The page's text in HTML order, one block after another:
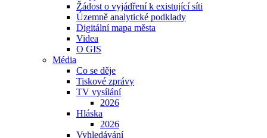
Žádost o vyjádření k existující síti
Územně analytické podklady
Digitální mapa města
Videa
O GIS
Média
Co se děje
Tiskové zprávy
TV vysílání
2026
Hláska
2026
Vyhledávání